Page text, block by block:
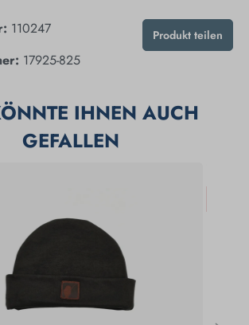
Produkt teilen
110247
17925-825
IHNEN AUCH
GEFALLEN